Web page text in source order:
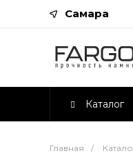
Самара
Каталог
Главная /